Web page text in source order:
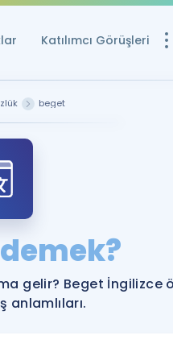
Katılımcı Görüşleri
YDS ve YÖKDİL
Rehberlik Aracı
YDS ve YÖKDİL'e
Tüm ÖSYM
beget
gelir? Beget İngilizce
anlamlıları.